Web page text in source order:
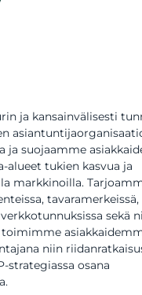
ja kansainvälisesti
ja suojaamme
alueet tukien kasvua ja
markkinoilla.
tavaramerkeissä,
sekä
toimimme
niin
strategiassa osana